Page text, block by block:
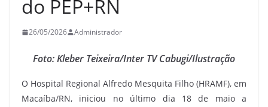
do PEP+RN
26/05/2026 Administrador
Foto: Kleber Teixeira/Inter TV Cabugi/Ilustração
O Hospital Regional Alfredo Mesquita Filho (HRAMF), em
Macaíba/RN, iniciou no último dia 18 de maio a